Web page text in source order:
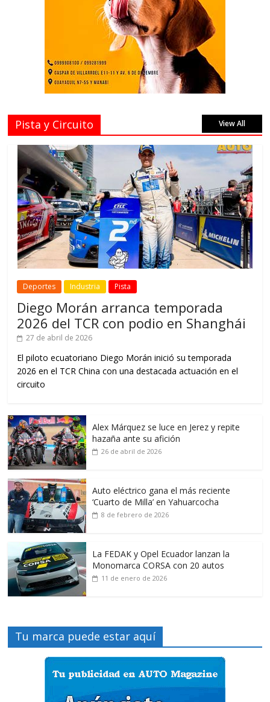
Pista y Circuito View All
Deportes Industria Pista
Diego Morán arranca temporada
2026 del TCR con podio en Shanghái
27 de abril de 2026
El piloto ecuatoriano Diego Morán inició su temporada
2026 en el TCR China con una destacada actuación en el
circuito
Alex Márquez se luce en Jerez y repite
hazaña ante su afición
26 de abril de 2026
Auto eléctrico gana el más reciente
‘Cuarto de Milla’ en Yahuarcocha
8 de febrero de 2026
La FEDAK y Opel Ecuador lanzan la
Monomarca CORSA con 20 autos
11 de enero de 2026
Tu marca puede estar aquí